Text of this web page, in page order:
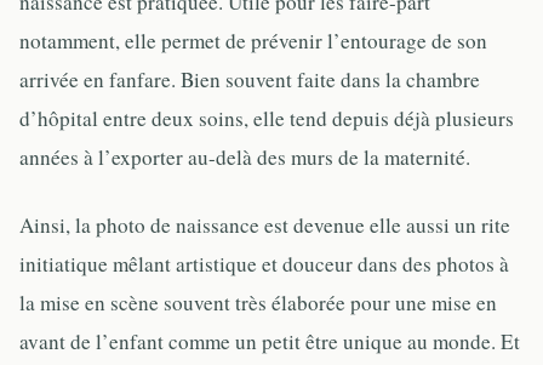
notamment, elle permet de prévenir l’entourage de son
arrivée en fanfare. Bien souvent faite dans la chambre
d’hôpital entre deux soins, elle tend depuis déjà plusieurs
années à l’exporter au-delà des murs de la maternité.
Ainsi, la photo de naissance est devenue elle aussi un rite
initiatique mêlant artistique et douceur dans des photos à
la mise en scène souvent très élaborée pour une mise en
avant de l’enfant comme un petit être unique au monde. Et